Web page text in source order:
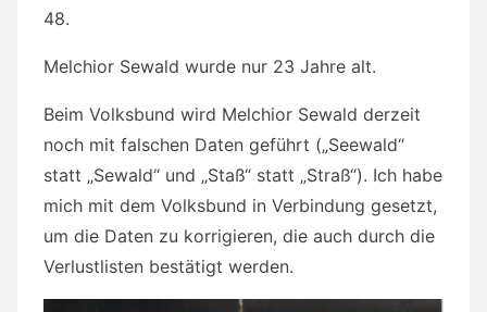
48.
Melchior Sewald wurde nur 23 Jahre alt.
Beim Volksbund wird Melchior Sewald derzeit
noch mit falschen Daten geführt („Seewald“
statt „Sewald“ und „Staß“ statt „Straß“). Ich habe
mich mit dem Volksbund in Verbindung gesetzt,
um die Daten zu korrigieren, die auch durch die
Verlustlisten bestätigt werden.